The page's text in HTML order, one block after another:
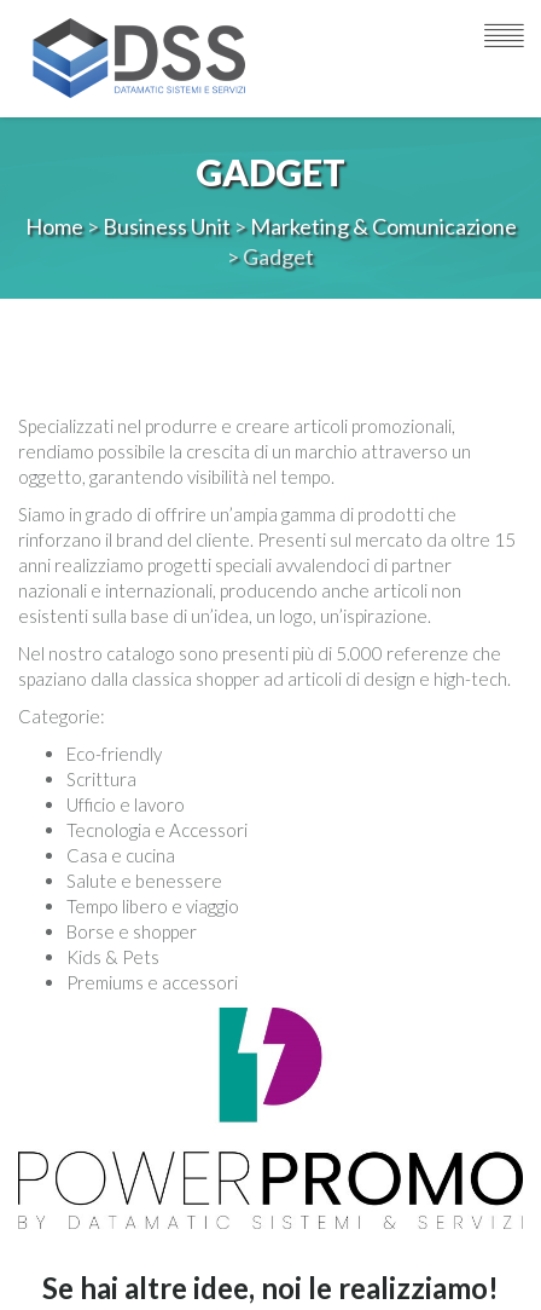
GADGET
Home>Business Unit>Marketing & Comunicazione
> Gadget
Specializzati nel produrre e creare articoli promozionali,
rendiamo possibile la crescita di un marchio attraverso un
oggetto, garantendo visibilità nel tempo.
Siamo in grado di offrire un’ampia gamma di prodotti che
rinforzano il brand del cliente. Presenti sul mercato da oltre 15
anni realizziamo progetti speciali avvalendoci di partner
nazionali e internazionali, producendo anche articoli non
esistenti sulla base di un’idea, un logo, un’ispirazione.
Nel nostro catalogo sono presenti più di 5.000 referenze che
spaziano dalla classica shopper ad articoli di design e high-tech.
Categorie:
Eco-friendly
Scrittura
Ufficio e lavoro
Tecnologia e Accessori
Casa e cucina
Salute e benessere
Tempo libero e viaggio
Borse e shopper
Kids & Pets
Premiums e accessori
Se hai altre idee, noi le realizziamo!